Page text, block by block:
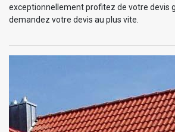
exceptionnellement profitez de votre devis
demandez votre devis au plus vite.